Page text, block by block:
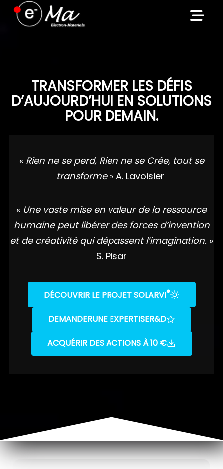
Skip
TRANSFORMER LES DÉFIS
D’AUJOURD’HUI EN SOLUTIONS
POUR DEMAIN.
« Rien ne se perd, Rien ne se Crée, tout se
transforme » A. Lavoisier
« Une vaste mise en valeur de la ressource
humaine peut libérer des forces d’invention
et de créativité qui dépassent l’imagination. »
S. Pisar
DÉCOUVRIR LE PROJET SOLARVI®
DEMANDERUNE EXPERTISER&D
ACQUÉRIR DES ACTIONS À 10 €